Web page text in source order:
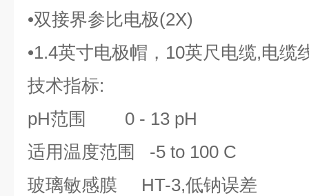
•双接界参比电极(2X)
•1.4英寸电极帽， 10英尺电缆,电缆
技术指标:
pH范围
0 - 13 pH
适用温度范围
-5 to 100 C
玻璃敏感膜 HT-3,低钠误差